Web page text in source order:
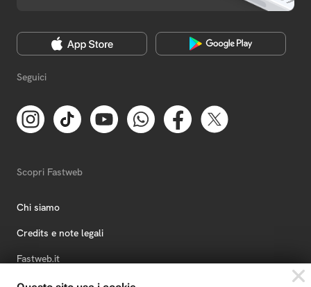
Seguici
Scopri Fastweb
Chi siamo
Credits e note legali
Fastweb.it
Formazione